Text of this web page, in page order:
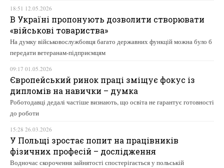
18:51 12.05.2026
В Україні пропонують дозволити створювати
«військові товариства»
На думку військовослужбовця багато державних функцій можна було б
передати ветеранам-підприємцям
09:17 01.05.2026
Європейський ринок праці зміщує фокус із
дипломів на навички – думка
Роботодавці дедалі частіше визнають, що освіта не гарантує готовності
до роботи
15:28 26.03.2026
У Польщі зростає попит на працівників
фізичних професій – дослідження
Водночас скорочення зайнятості спостерігається у польській